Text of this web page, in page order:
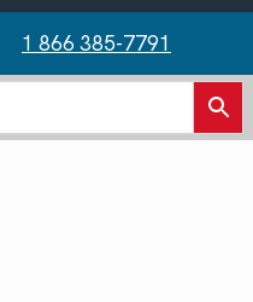
1 866 385-7791